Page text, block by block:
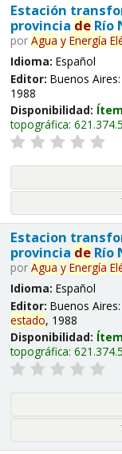
Estación
provincia deRío
por Agua y Energía
Idioma: Español
Editor: Buenos Aires:
1988
Disponibilidad:
topográfica:
Estacion
provincia deRío
por Agua y Energía
Idioma: Español
Editor: Buenos Aires:
estado, 1988
Disponibilidad:
topográfica: